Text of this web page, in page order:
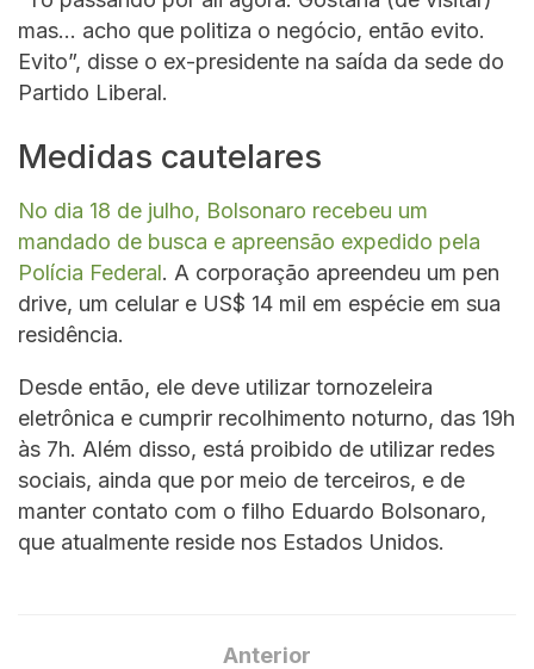
mas… acho que politiza o negócio, então evito.
Evito”, disse o ex-presidente na saída da sede do
Partido Liberal.
Medidas cautelares
No dia 18 de julho, Bolsonaro recebeu um
mandado de busca e apreensão expedido pela
Polícia Federal. A corporação apreendeu um pen
drive, um celular e US$ 14 mil em espécie em sua
residência.
Desde então, ele deve utilizar tornozeleira
eletrônica e cumprir recolhimento noturno, das 19h
às 7h. Além disso, está proibido de utilizar redes
sociais, ainda que por meio de terceiros, e de
manter contato com o filho Eduardo Bolsonaro,
que atualmente reside nos Estados Unidos.
Anterior